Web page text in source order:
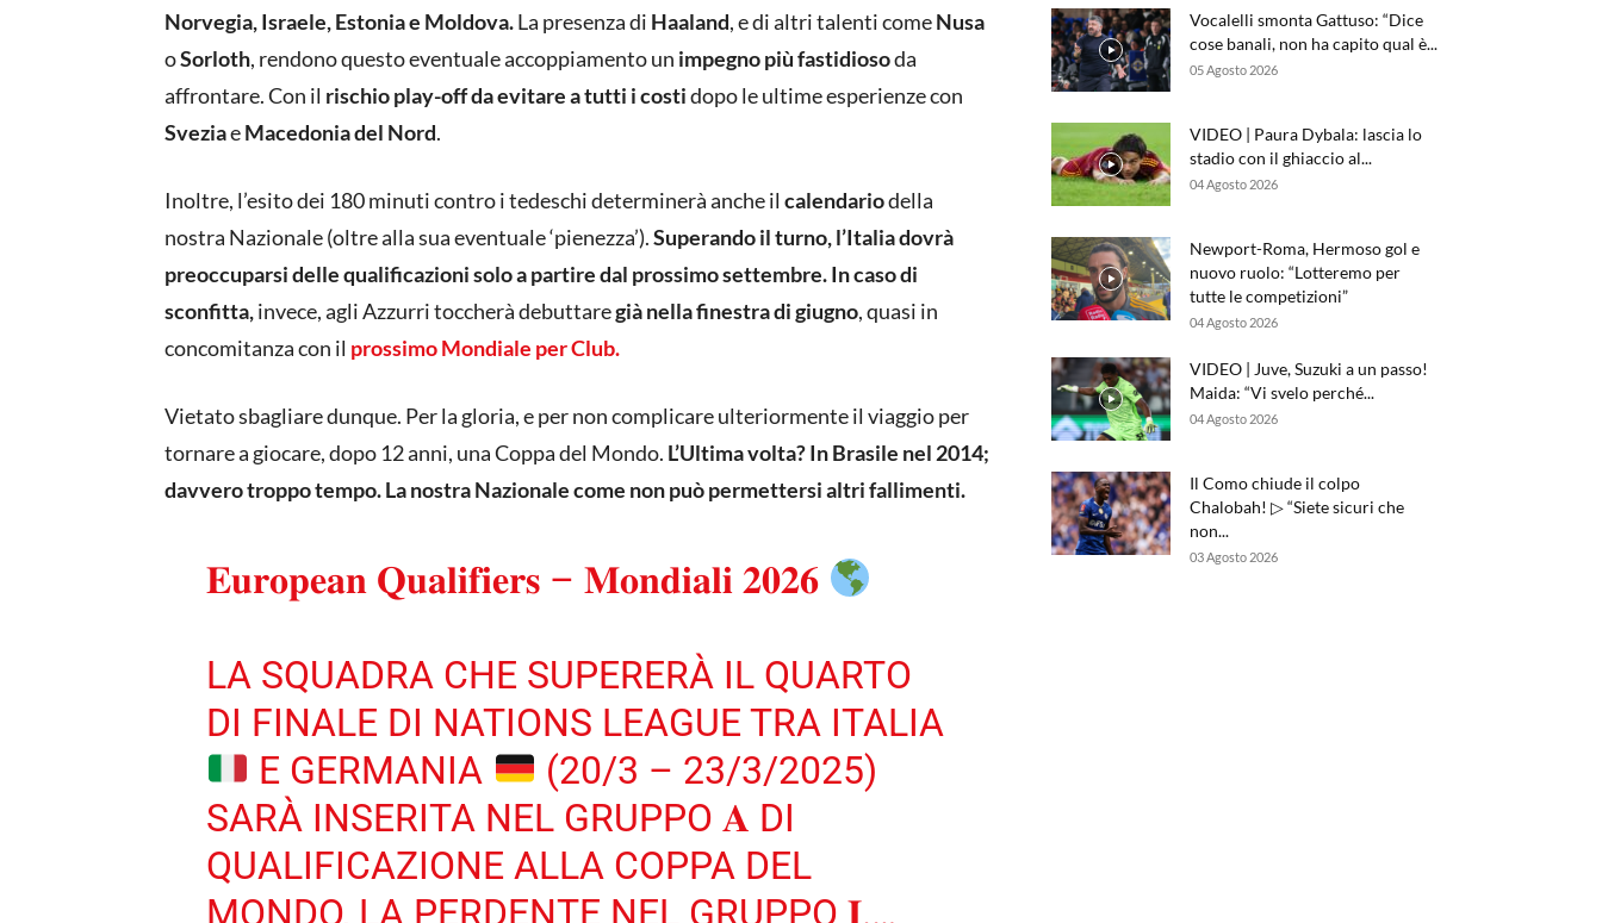
Norvegia, Israele, Estonia e Moldova.La presenza di Haaland, e di altri talenti comeNusa
oSorloth, rendono questo eventuale accoppiamento un impegno più fastidiosoda
affrontare. Con il rischio play-off da evitare a tutti i costidopo le ultime esperienze con
SveziaeMacedonia del Nord.
Inoltre, l’esito dei 180 minuti contro i tedeschi determinerà anche il calendariodella
nostra Nazionale (oltre alla sua eventuale ‘pienezza’).Superando il turno, l’Italia dovrà
preoccuparsi delle qualificazioni solo a partire dal prossimo settembre.In caso di
sconfitta,invece, agli Azzurri toccherà debuttaregià nella finestra di giugno, quasi in
concomitanza con il prossimo Mondiale per Club.
Vietato sbagliare dunque. Per la gloria, e per non complicare ulteriormente il viaggio per
tornare a giocare, dopo 12 anni, una Coppa del Mondo. L’Ultima volta? In Brasile nel 2014;
davvero troppo tempo. La nostra Nazionale come non può permettersi altri fallimenti.
𝐄𝐮𝐫𝐨𝐩𝐞𝐚𝐧 𝐐𝐮𝐚𝐥𝐢𝐟𝐢𝐞𝐫𝐬 – 𝐌𝐨𝐧𝐝𝐢𝐚𝐥𝐢 𝟐𝟎𝟐𝟔
LA SQUADRA CHE SUPERERÀ IL QUARTO
DI FINALE DI NATIONS LEAGUE TRA ITALIA
E GERMANIA
(20/3 – 23/3/2025)
SARÀ INSERITA NEL GRUPPO 𝐀 DI
QUALIFICAZIONE ALLA COPPA DEL
MONDO, LA PERDENTE NEL GRUPPO 𝐈.…
Vocalelli smonta Gattuso: “Dice
cose banali, non ha capito qual è...
05 Agosto 2026
VIDEO | Paura Dybala: lascia lo
stadio con il ghiaccio al...
04 Agosto 2026
Newport-Roma, Hermoso gol e
nuovo ruolo: “Lotteremo per
tutte le competizioni”
04 Agosto 2026
VIDEO | Juve, Suzuki a un passo!
Maida: “Vi svelo perché...
04 Agosto 2026
Il Como chiude il colpo
Chalobah! ▷ “Siete sicuri che
non...
03 Agosto 2026